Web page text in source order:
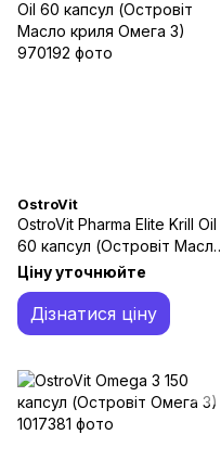
OstroVit
OstroVit Pharma Elite Krill Oil
60 капсул (Островіт Масло
криля Омега 3)
Ціну уточнюйте
Дізнатися ціну